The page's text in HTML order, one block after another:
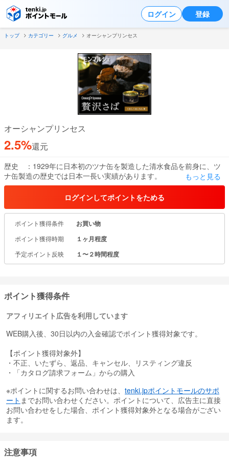
ログイン 登録
トップ カテゴリー グルメ オーシャンプリンセス
オーシャンプリンセス
2.5%還元
歴史 ：1929年に日本初のツナ缶を製造した清水食品を前身に、ツ
ナ缶製造の歴史では日本一長い実績があります。
素材 ：世界三大漁場の一つ、三陸沖の一本釣り夏びん長まぐろの
漬け油：イタリア料理で最高級のエキストラバージンオリーブオイ
ルと高級料亭で使用される綿実油の2種を用意。
もっと見る
ログインしてポイントをためる
ポイント獲得条件 お買い物
ポイント獲得時期 １ヶ月程度
予定ポイント反映 １〜２時間程度
ポイント獲得条件
アフィリエイト広告を利用しています
WEB購入後、30日以内の入金確認でポイント獲得対象です。
【ポイント獲得対象外】
・不正、いたずら、返品、キャンセル、リスティング違反
・「カタログ請求フォーム」からの購入
※ポイントに関するお問い合わせは、 tenki.jpポイントモールのサポ
ート までお問い合わせください。ポイントについて、広告主に直接
お問い合わせをした場合、ポイント獲得対象外となる場合がござい
ます。
注意事項